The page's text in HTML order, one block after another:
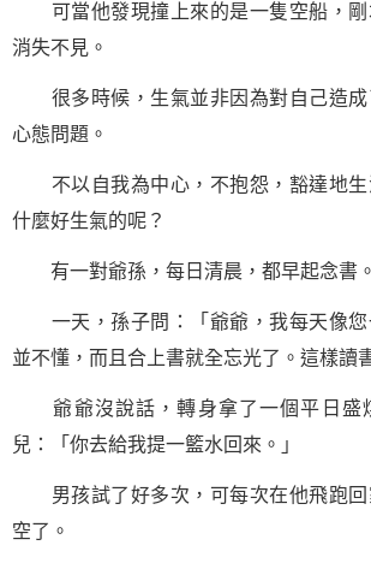
可當他發現撞上來的是一隻空船，剛
消失不見。
很多時候，生氣並非因為對自己造成
心態問題。
不以自我為中心，不抱怨，豁達地生
什麼好生氣的呢？
有一對爺孫，每日清晨，都早起念書。
一天，孫子問：「爺爺，我每天像您
並不懂，而且合上書就全忘光了。這樣讀
爺爺沒說話，轉身拿了一個平日盛
兒：「你去給我提一籃水回來。」
男孩試了好多次，可每次在他飛跑回
空了。